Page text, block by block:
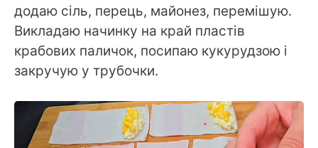
додаю сіль, перець, майонез, перемішую.
Викладаю начинку на край пластів
крабових паличок, посипаю кукурудзою і
закручую у трубочки.